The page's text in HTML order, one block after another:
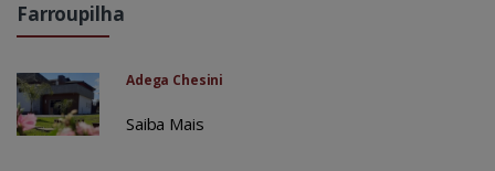
Farroupilha
Adega Chesini
Saiba Mais